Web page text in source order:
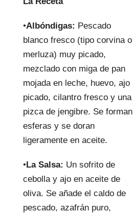
•Albóndigas: Pescado
blanco fresco (tipo corvina o
merluza) muy picado,
mezclado con miga de pan
mojada en leche, huevo, ajo
picado, cilantro fresco y una
pizca de jengibre. Se forman
esferas y se doran
ligeramente en aceite.
•La Salsa: Un sofrito de
cebolla y ajo en aceite de
oliva. Se añade el caldo de
pescado, azafrán puro,